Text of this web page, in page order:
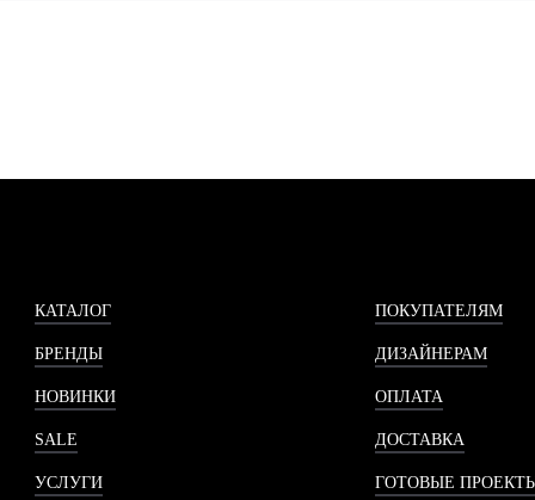
КАТАЛОГ
БРЕНДЫ
НОВИНКИ
SALE
УСЛУГИ
ПОКУПАТЕЛЯМ
ДИЗАЙНЕРАМ
ОПЛАТА
ДОСТАВКА
ГОТОВЫЕ